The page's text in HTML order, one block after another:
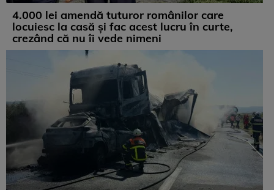
4.000 lei amendă tuturor românilor care
locuiesc la casă și fac acest lucru în curte,
crezând că nu îi vede nimeni